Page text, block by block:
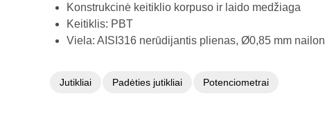
Konstrukcinė keitiklio korpuso ir laido medžiaga
Keitiklis: PBT
Viela: AISI316 nerūdijantis plienas, Ø0,85 mm
Jutikliai Padėties jutikliai Potenciometrai